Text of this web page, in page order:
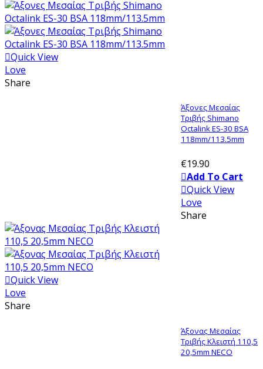
Quick View
Love
Share
Άξονες Μεσαίας
Τριβής Shimano
Octalink ES-30 BSA
118mm/113.5mm
€19.90
Add To Cart
Quick View
Love
Share
Quick View
Love
Share
Άξονας Μεσαίας
Τριβής Κλειστή 110,5
20,5mm NECO